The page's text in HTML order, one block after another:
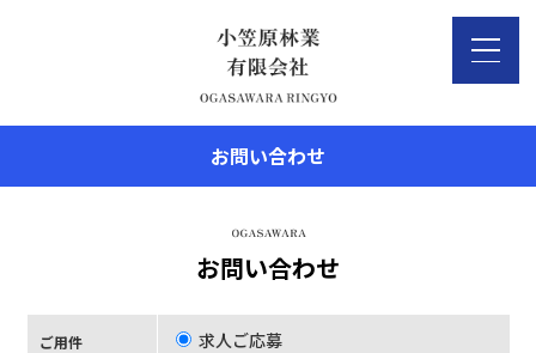
お問い合わせ
お問い合わせ
ご用件
求人ご応募